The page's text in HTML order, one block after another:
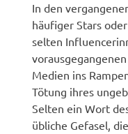
In den
häufiger Stars
selten
Medien ins
Tötung ihres
Selten ein Wort
übliche Gefasel,